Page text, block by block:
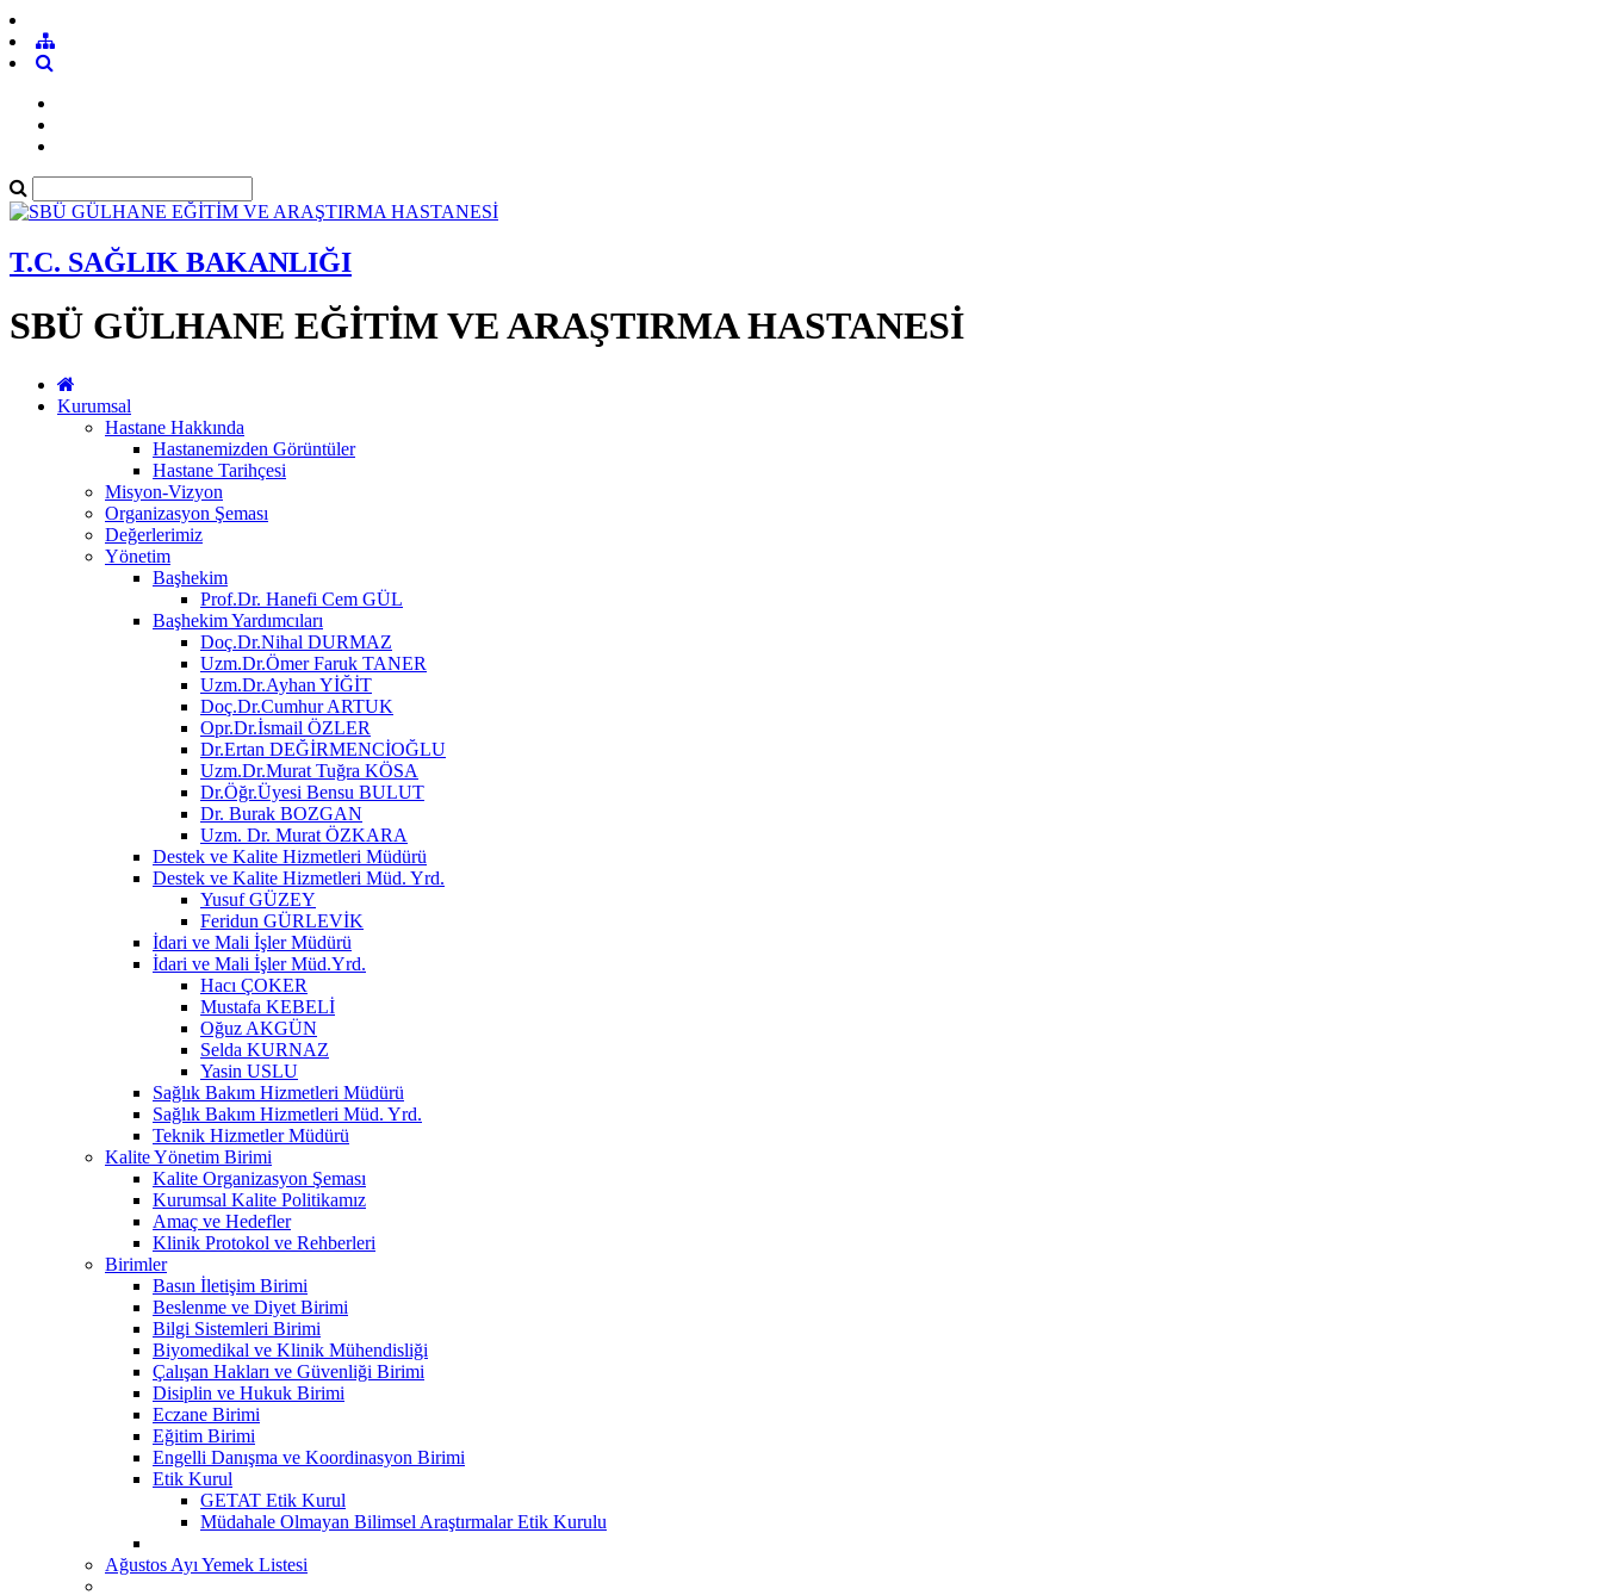
T.C. SAĞLIK BAKANLIĞI
SBÜ GÜLHANE EĞİTİM VE ARAŞTIRMA HASTANESİ
Kurumsal
Hastane Hakkında
Hastanemizden Görüntüler
Hastane Tarihçesi
Misyon-Vizyon
Organizasyon Şeması
Değerlerimiz
Yönetim
Başhekim
Prof.Dr. Hanefi Cem GÜL
Başhekim Yardımcıları
Doç.Dr.Nihal DURMAZ
Uzm.Dr.Ömer Faruk TANER
Uzm.Dr.Ayhan YİĞİT
Doç.Dr.Cumhur ARTUK
Opr.Dr.İsmail ÖZLER
Dr.Ertan DEĞİRMENCİOĞLU
Uzm.Dr.Murat Tuğra KÖSA
Dr.Öğr.Üyesi Bensu BULUT
Dr. Burak BOZGAN
Uzm. Dr. Murat ÖZKARA
Destek ve Kalite Hizmetleri Müdürü
Destek ve Kalite Hizmetleri Müd. Yrd.
Yusuf GÜZEY
Feridun GÜRLEVİK
İdari ve Mali İşler Müdürü
İdari ve Mali İşler Müd.Yrd.
Hacı ÇOKER
Mustafa KEBELİ
Oğuz AKGÜN
Selda KURNAZ
Yasin USLU
Sağlık Bakım Hizmetleri Müdürü
Sağlık Bakım Hizmetleri Müd. Yrd.
Teknik Hizmetler Müdürü
Kalite Yönetim Birimi
Kalite Organizasyon Şeması
Kurumsal Kalite Politikamız
Amaç ve Hedefler
Klinik Protokol ve Rehberleri
Birimler
Basın İletişim Birimi
Beslenme ve Diyet Birimi
Bilgi Sistemleri Birimi
Biyomedikal ve Klinik Mühendisliği
Çalışan Hakları ve Güvenliği Birimi
Disiplin ve Hukuk Birimi
Eczane Birimi
Eğitim Birimi
Engelli Danışma ve Koordinasyon Birimi
Etik Kurul
GETAT Etik Kurul
Müdahale Olmayan Bilimsel Araştırmalar Etik Kurulu
Ağustos Ayı Yemek Listesi